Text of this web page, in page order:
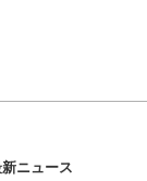
ニュース